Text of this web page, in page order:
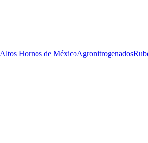
Altos Hornos de MéxicoAgronitrogenados